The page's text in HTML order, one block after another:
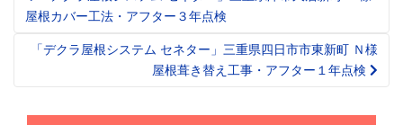
navigation
屋根カバー工法・アフター３年点検
「デクラ屋根システム セネター」三重県四日市市東新町 Ｎ様
屋根葺き替え工事・アフター１年点検